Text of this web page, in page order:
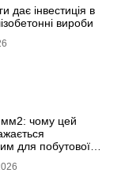
дає інвестиція в
вироби
мм2: чому цей
для побутової